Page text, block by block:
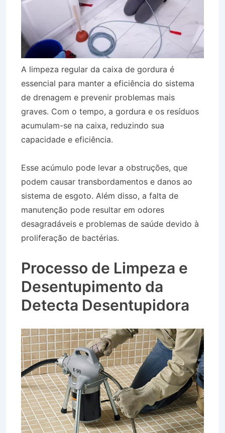
A limpeza regular da caixa de gordura é
essencial para manter a eficiência do sistema
de drenagem e prevenir problemas mais
graves. Com o tempo, a gordura e os resíduos
acumulam-se na caixa, reduzindo sua
capacidade e eficiência.
Esse acúmulo pode levar a obstruções, que
podem causar transbordamentos e danos ao
sistema de esgoto. Além disso, a falta de
manutenção pode resultar em odores
desagradáveis e problemas de saúde devido à
proliferação de bactérias.
Processo de Limpeza e
Desentupimento da
Detecta Desentupidora